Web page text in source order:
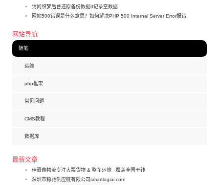
请问织梦后台还原备份数据0记录空数据
网站500错误是什么意思？如何解决PHP 500 Internal Server Error报错
网站导航
随笔
运维
php框架
常见问题
CMS教程
数据库
最新文章
佳豪鑫物流专注大票货物 & 整车运输 · 覆盖全国干线
深圳市稳驰供应链有限公司smartlogiai.com